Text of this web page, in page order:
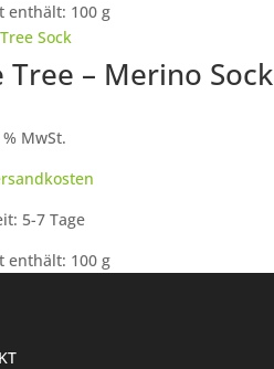
enthält: 100g
Tree – Merino Sock
MwSt.
5-7 Tage
enthält: 100g